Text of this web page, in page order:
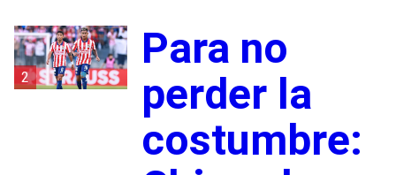
2
Para no
perder la
costumbre: